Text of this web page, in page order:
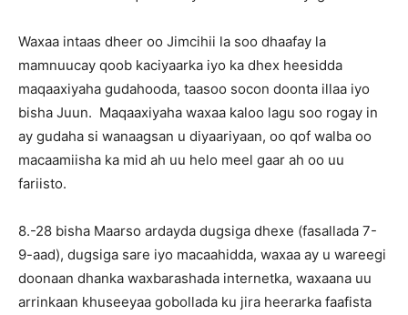
Waxaa intaas dheer oo Jimcihii la soo dhaafay la
mamnuucay qoob kaciyaarka iyo ka dhex heesidda
maqaaxiyaha gudahooda, taasoo socon doonta illaa iyo
bisha Juun. Maqaaxiyaha waxaa kaloo lagu soo rogay in
ay gudaha si wanaagsan u diyaariyaan, oo qof walba oo
macaamiisha ka mid ah uu helo meel gaar ah oo uu
fariisto.
8.-28 bisha Maarso ardayda dugsiga dhexe (fasallada 7-
9-aad), dugsiga sare iyo macaahidda, waxaa ay u wareegi
doonaan dhanka waxbarashada internetka, waxaana uu
arrinkaan khuseeyaa gobollada ku jira heerarka faafista